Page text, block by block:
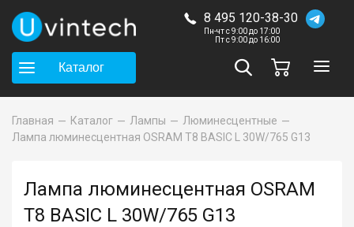
8 495 120-38-30
Пн-чт с 9:00 до 17:00
Пт с 9:00 до 16:00
Каталог
Главная Каталог Лампы
Люминесцентные
Лампа люминесцентная OSRAM T8 BASIC L 30W/765 G13
Лампа люминесцентная OSRAM
T8 BASIC L 30W/765 G13